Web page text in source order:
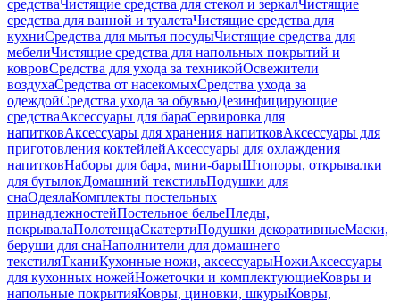
средстваЧистящие средства для стекол и зеркалЧистящие
средства для ванной и туалетаЧистящие средства для
кухниСредства для мытья посудыЧистящие средства для
мебелиЧистящие средства для напольных покрытий и
ковровСредства для ухода за техникойОсвежители
воздухаСредства от насекомыхСредства ухода за
одеждойСредства ухода за обувьюДезинфицирующие
средстваАксессуары для бараСервировка для
напитковАксессуары для хранения напитковАксессуары для
приготовления коктейлейАксессуары для охлаждения
напитковНаборы для бара, мини-барыШтопоры, открывалки
для бутылокДомашний текстильПодушки для
снаОдеялаКомплекты постельных
принадлежностейПостельное бельеПледы,
покрывалаПолотенцаСкатертиПодушки декоративныеМаски,
беруши для снаНаполнители для домашнего
текстиляТканиКухонные ножи, аксессуарыНожиАксессуары
для кухонных ножейНожеточки и комплектующиеКовры и
напольные покрытияКовры, циновки, шкурыКовры,